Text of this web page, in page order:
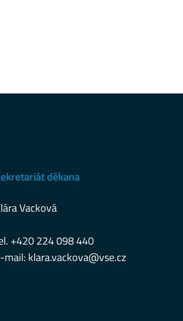
děkana
Vacková
+420 224 098 440
mail: klara.vackova@vse.cz